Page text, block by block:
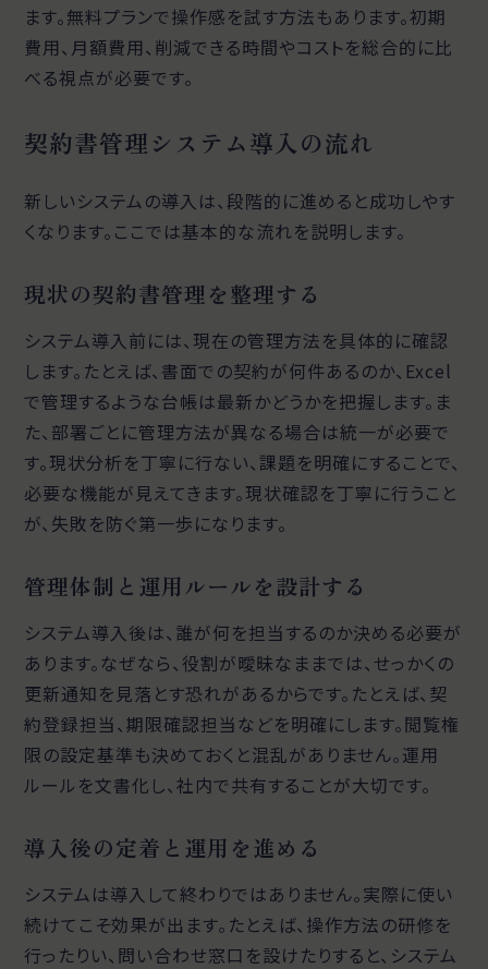
ます。無料プランで操作感を試す方法もあります。初期
費用、月額費用、削減できる時間やコストを総合的に比
べる視点が必要です。
契約書管理システム導入の流れ
新しいシステムの導入は、段階的に進めると成功しやす
くなります。ここでは基本的な流れを説明します。
現状の契約書管理を整理する
システム導入前には、現在の管理方法を具体的に確認
します。たとえば、書面での契約が何件あるのか、Excel
で管理するような台帳は最新かどうかを把握します。ま
た、部署ごとに管理方法が異なる場合は統一が必要で
す。現状分析を丁寧に行ない、課題を明確にすることで、
必要な機能が見えてきます。現状確認を丁寧に行うこと
が、失敗を防ぐ第一歩になります。
管理体制と運用ルールを設計する
システム導入後は、誰が何を担当するのか決める必要が
あります。なぜなら、役割が曖昧なままでは、せっかくの
更新通知を見落とす恐れがあるからです。たとえば、契
約登録担当、期限確認担当などを明確にします。閲覧権
限の設定基準も決めておくと混乱がありません。運用
ルールを文書化し、社内で共有することが大切です。
導入後の定着と運用を進める
システムは導入して終わりではありません。実際に使い
続けてこそ効果が出ます。たとえば、操作方法の研修を
行ったりい、問い合わせ窓口を設けたりすると、システム